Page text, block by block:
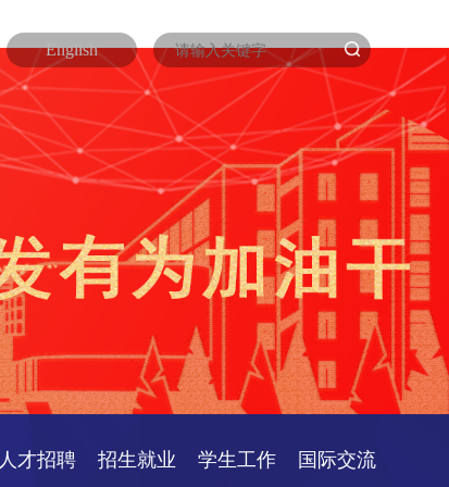
English
人才招聘 招生就业 学生工作 国际交流